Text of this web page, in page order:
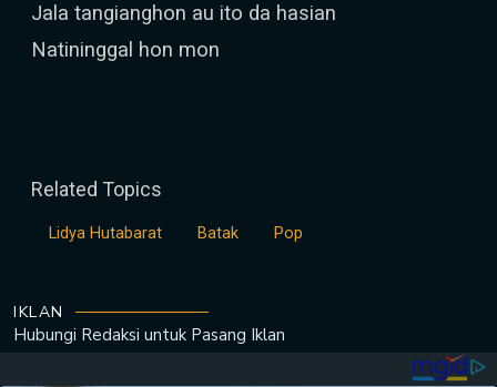
Jala tangianghon au ito da hasian
Natininggal hon mon
Related Topics
Lidya Hutabarat Batak Pop
IKLAN
Hubungi Redaksi untuk Pasang Iklan